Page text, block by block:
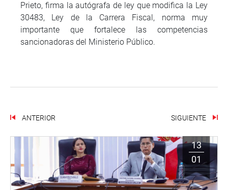
Prieto, firma la autógrafa de ley que modifica la Ley
30483, Ley de la Carrera Fiscal, norma muy
importante que fortalece las competencias
sancionadoras del Ministerio Público.
ANTERIOR SIGUIENTE
13
01